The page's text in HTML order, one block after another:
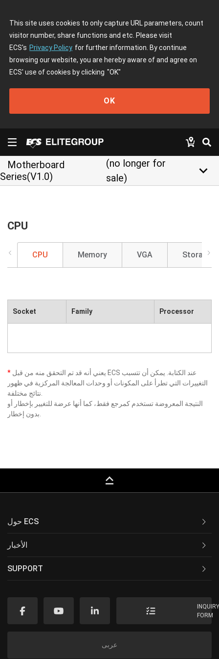
This site uses cookies to only capture URL parameters, count
visitor number, share functions and etc. Please visit
ECS's Privacy Policy for further information. By continue
browsing our website, you are hereby aware of and agree on
ECS' use of cookies by clicking "OK"
OK
Motherboard
Series(V1.0)
(no longer for
sale)
keyboard_arrow_down
CPU
CPU Memory VGA Storage
Socket Family Processor
*
التغييرات التي تطرأ على المكونات أو وحدات المعالجة المركزية في ظهور
النتيجة المعروضة تستخدم كمرجع فقط، كما أنها عرضة للتغيير بإخطار أو
keyboard_capslock
حول ECS
الأخبار
SUPPORT
FORM
عربى